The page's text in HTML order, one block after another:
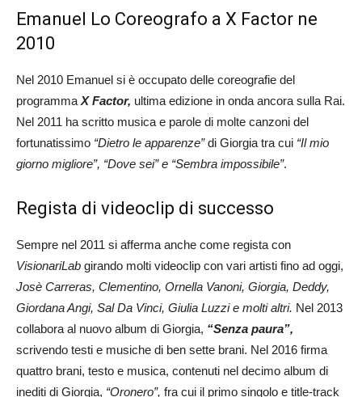
Emanuel Lo Coreografo a X Factor ne
2010
Nel 2010 Emanuel si è occupato delle coreografie del
programma X Factor, ultima edizione in onda ancora sulla Rai.
Nel 2011 ha scritto musica e parole di molte canzoni del
fortunatissimo “Dietro le apparenze”di Giorgia tra cui “Il mio
giorno migliore”, “Dove sei” e “Sembra impossibile”.
Regista di videoclip di successo
Sempre nel 2011 si afferma anche come regista con
VisionariLab girando molti videoclip con vari artisti fino ad oggi,
Josè Carreras, Clementino, Ornella Vanoni, Giorgia, Deddy,
Giordana Angi, Sal Da Vinci, Giulia Luzzi e molti altri. Nel 2013
collabora al nuovo album di Giorgia, “Senza paura”,
scrivendo testi e musiche di ben sette brani. Nel 2016 firma
quattro brani, testo e musica, contenuti nel decimo album di
inediti di Giorgia, “Oronero”, fra cui il primo singolo e title-track